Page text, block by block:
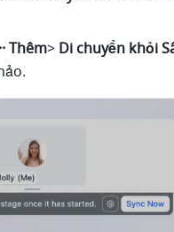
Thêm> Di chuyển khỏi